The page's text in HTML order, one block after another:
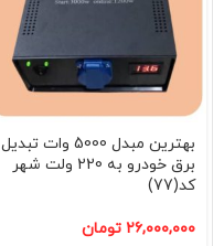
بهترین مبدل 5000 وات تبدیل
برق خودرو به 220 ولت شهر
کد(77)
۲۶,۰۰۰,۰۰۰ تومان